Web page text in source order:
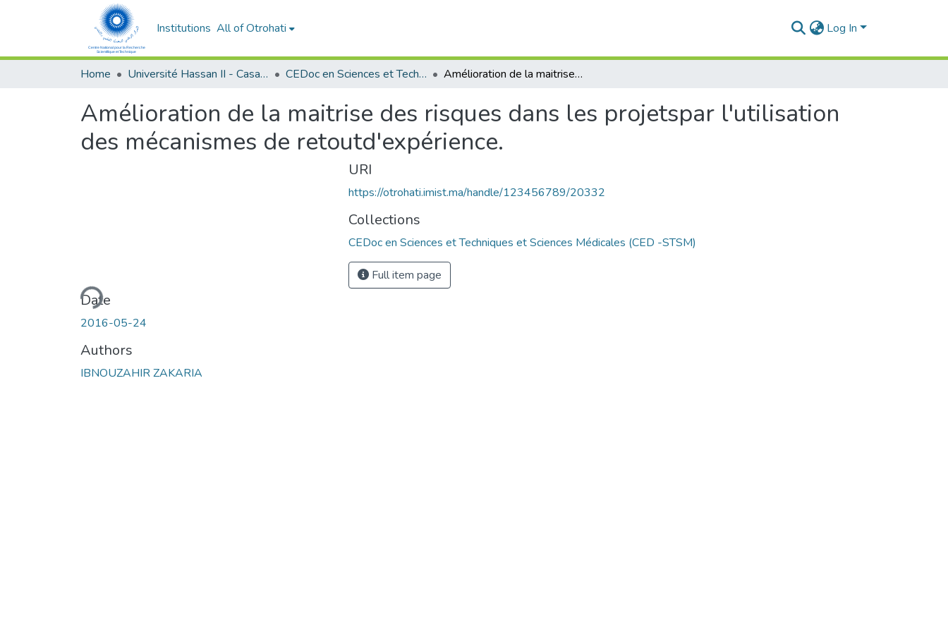
Institutions All of Otrohati Log In
Home Université Hassan II - Casablanca CEDoc en Sciences et Techniques et Sciences Médicales (CED -STSM) Amélioration de la maitrise des risques dans les projetspar l'utilisation des mécanismes de retoutd'expérience.
Amélioration de la maitrise des risques dans les projetspar l'utilisation
des mécanismes de retoutd'expérience.
Loading...
Date
2016-05-24
Authors
IBNOUZAHIR ZAKARIA
URI
https://otrohati.imist.ma/handle/123456789/20332
Collections
CEDoc en Sciences et Techniques et Sciences Médicales (CED -STSM)
Full item page